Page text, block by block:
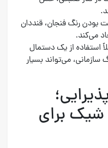
رنگ فنجان، قنددان
می‌کند.
استفاده از یک دستمال
سازمانی، می‌تواند بسیار
شیک برای